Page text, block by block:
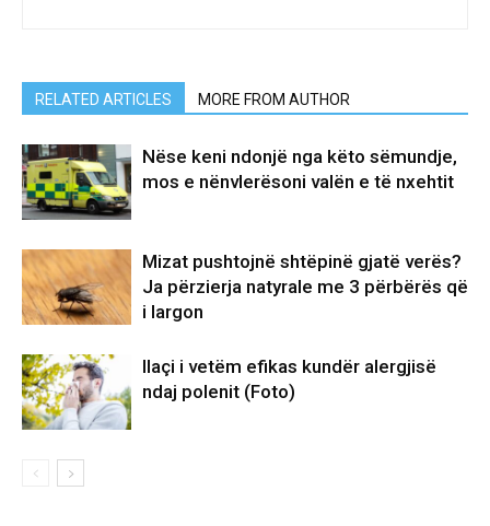
RELATED ARTICLES MORE FROM AUTHOR
Nëse keni ndonjë nga këto sëmundje,
mos e nënvlerësoni valën e të nxehtit
Mizat pushtojnë shtëpinë gjatë verës?
Ja përzierja natyrale me 3 përbërës që
i largon
Ilaçi i vetëm efikas kundër alergjisë
ndaj polenit (Foto)